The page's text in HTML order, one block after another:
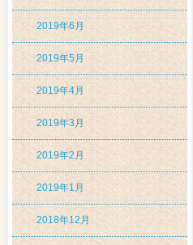
2019年6月
2019年5月
2019年4月
2019年3月
2019年2月
2019年1月
2018年12月